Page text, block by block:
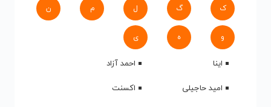
ک گ ل م ن
و ه ی
اینا
احمد آزاد
امید حاجیلی
اکسنت